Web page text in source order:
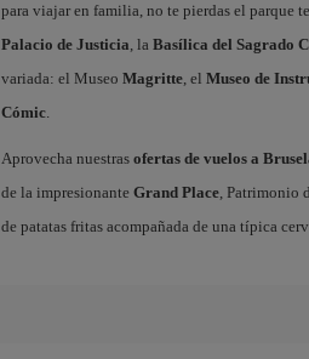
para viajar en familia, no te pierdas el parque
Palacio de Justicia, la Basílica del Sagrado
variada: el Museo Magritte, el Museo de
Cómic.
Aprovecha nuestras ofertas de vuelos a
de la impresionante Grand Place, Patrimonio
de patatas fritas acompañada de una típica